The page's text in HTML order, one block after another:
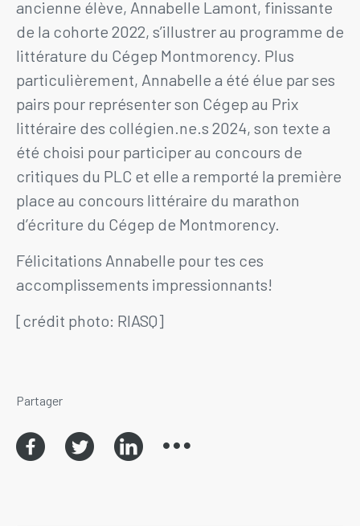
ancienne élève, Annabelle Lamont, finissante
de la cohorte 2022, s’illustrer au programme de
littérature du Cégep Montmorency. Plus
particulièrement, Annabelle a été élue par ses
pairs pour représenter son Cégep au Prix
littéraire des collégien.ne.s 2024, son texte a
été choisi pour participer au concours de
critiques du PLC et elle a remporté la première
place au concours littéraire du marathon
d’écriture du Cégep de Montmorency.
Félicitations Annabelle pour tes ces
accomplissements impressionnants!
[crédit photo: RIASQ]
Partager